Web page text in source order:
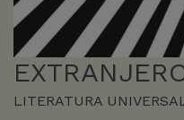
LITERATURA